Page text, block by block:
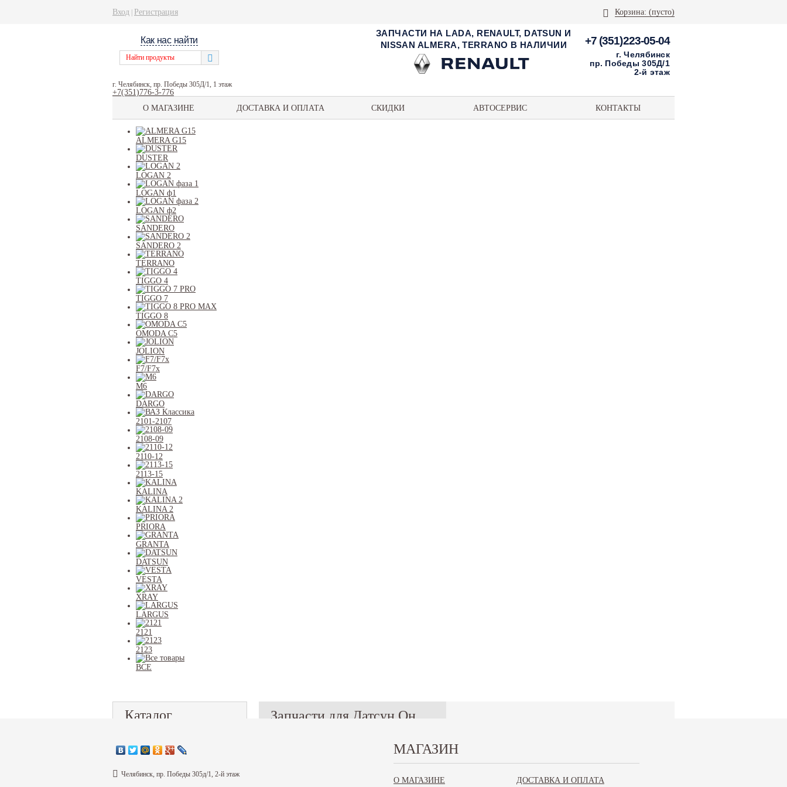
Вход Регистрация Корзина: (пусто)
ЗАПЧАСТИ НА LADA, RENAULT, DATSUN И
NISSAN ALMERA, TERRANO В НАЛИЧИИ
Как нас найти +7 (351)223-05-04
г. Челябинск
пр. Победы 305Д/1
2-й этаж
г. Челябинск, пр. Победы 305Д/1, 1 этаж
+7(351)776-3-776
О МАГАЗИНЕ
ДОСТАВКА И ОПЛАТА СКИДКИ АВТОСЕРВИС КОНТАКТЫ
ALMERA G15
DUSTER
LOGAN 2
LOGAN ф1
LOGAN ф2
SANDERO
SANDERO 2
TERRANO
TIGGO 4
TIGGO 7
TIGGO 8
OMODA C5
JOLION
F7/F7x
M6
DARGO
2101-2107
2108-09
2110-12
2113-15
KALINA
KALINA 2
PRIORA
GRANTA
DATSUN
VESTA
XRAY
LARGUS
2121
2123
ВСЕ
Каталог
Информация
Согласие
Запчасти для Датсун Он
До, Ми До (Datsun on-DO,
Челябинск, пр. Победы 305д/1, 2-й этаж
МАГАЗИН
О МАГАЗИНЕ ДОСТАВКА И ОПЛАТА